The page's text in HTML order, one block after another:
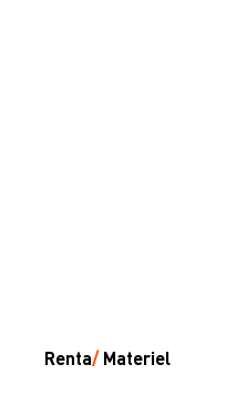
Renta/ Materiel